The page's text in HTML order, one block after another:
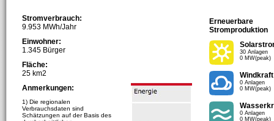
Stromverbrauch:
9.953 MWh/Jahr
Einwohner:
1.345 Bürger
Fläche:
25 km2
Anmerkungen:
1) Die regionalen
Verbrauchsdaten sind
Schätzungen auf der Basis des
Erneuerbare
Stromproduktion
30 Anlagen
0 MW(peak)
Windkraft
0 Anlagen
0 MW(peak)
0 Anlagen
0 MW(peak)